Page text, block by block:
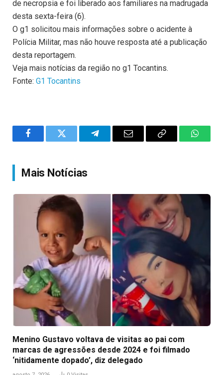
de necropsia e foi liberado aos familiares na madrugada
desta sexta-feira (6).
O g1 solicitou mais informações sobre o acidente à
Polícia Militar, mas não houve resposta até a publicação
desta reportagem.
Veja mais notícias da região no g1 Tocantins.
Fonte: G1 Tocantins
FacebookTwitter TelegramEmail
Copy
Mais Notícias
Menino Gustavo voltava de visitas ao pai com
marcas de agressões desde 2024 e foi filmado
‘nitidamente dopado’, diz delegado